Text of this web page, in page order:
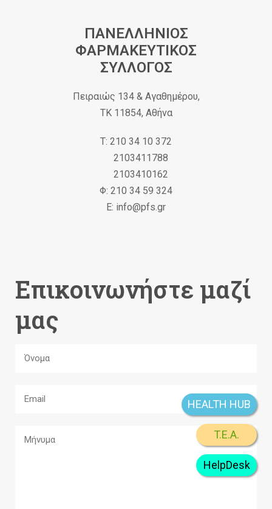
ΠΑΝΕΛΛΗΝΙΟΣ
ΦΑΡΜΑΚΕΥΤΙΚΟΣ
ΣΥΛΛΟΓΟΣ
Πειραιώς 134 & Αγαθημέρου,
ΤΚ 11854, Αθήνα
Τ: 210 34 10 372
2103411788
2103410162
Φ: 210 34 59 324
Ε: info@pfs.gr
Επικοινωνήστε μαζί
μας
HelpDesk
T.E.A.
HEALTH HUB